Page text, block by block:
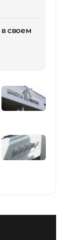
своем